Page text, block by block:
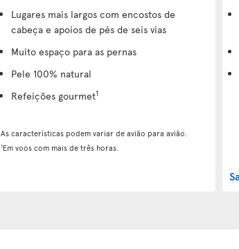
Lugares mais largos com encostos de
cabeça e apoios de pés de seis vias
Muito espaço para as pernas
Pele 100% natural
Refeições gourmet1
As características podem variar de avião para avião.
1Em voos com mais de três horas.